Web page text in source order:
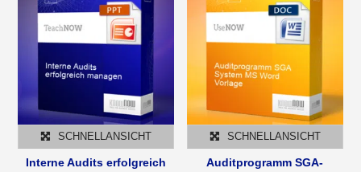
SCHNELLANSICHT
Interne Audits erfolgreich
SCHNELLANSICHT
Auditprogramm SGA-